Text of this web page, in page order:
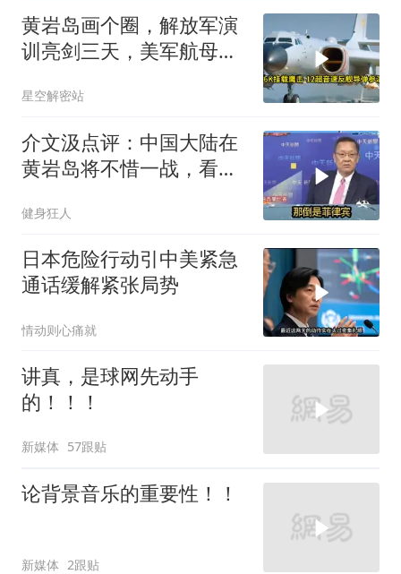
黄岩岛画个圈，解放军演
训亮剑三天，美军航母从
星空解密站
介文汲点评：中国大陆在
黄岩岛将不惜一战，看你
健身狂人
日本危险行动引中美紧急
通话缓解紧张局势
情动则心痛就
讲真，是球网先动手
的！！！
新媒体 57跟贴
论背景音乐的重要性！！
新媒体 2跟贴